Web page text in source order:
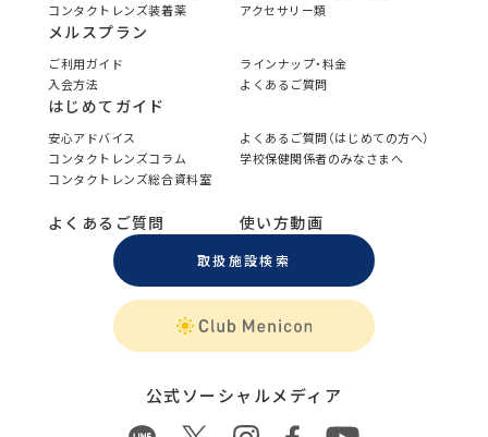
コンタクトレンズ装着薬
アクセサリー類
メルスプラン
ご利用ガイド
ラインナップ・料金
入会方法
よくあるご質問
はじめてガイド
安心アドバイス
よくあるご質問（はじめての方へ）
コンタクトレンズコラム
学校保健関係者のみなさまへ
コンタクトレンズ総合資料室
よくあるご質問 使い方動画
取扱施設検索
公式ソーシャルメディア